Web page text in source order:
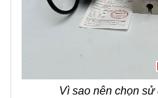
Vì sao nên chọn